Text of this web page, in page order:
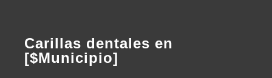
Carillas dentales en
[$Municipio]